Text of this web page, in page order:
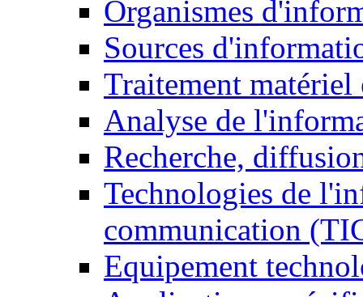
Organismes
Sources
Traitement matériel
Analyse de
Recherche,
Technologies de
communication
Equipement